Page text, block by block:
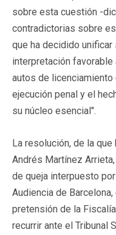
sobre esta cuestión -
contradictorias sobre
que ha decidido
interpretación
autos de licenciamiento
ejecución penal y el
su núcleo esencial".
La resolución, de la
Andrés Martínez
de queja interpuesto
Audiencia de
pretensión de la
recurrir ante el Tribunal